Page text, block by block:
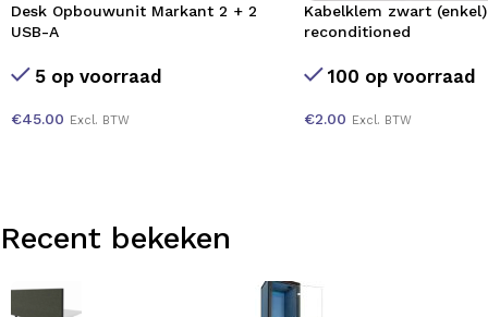
Desk Opbouwunit Markant 2 + 2
USB-A
5 op voorraad
€45.00 Excl. BTW
Kabelklem zwart (enkel)
reconditioned
100 op voorraad
€2.00 Excl. BTW
Recent bekeken